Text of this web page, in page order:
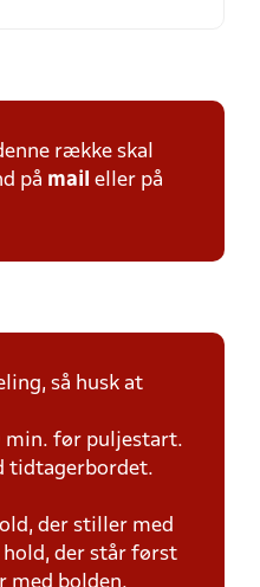
række skal
på mail eller på
så husk at
min. før puljestart.
tidtagerbordet.
der stiller med
hold, der står først
med bolden.